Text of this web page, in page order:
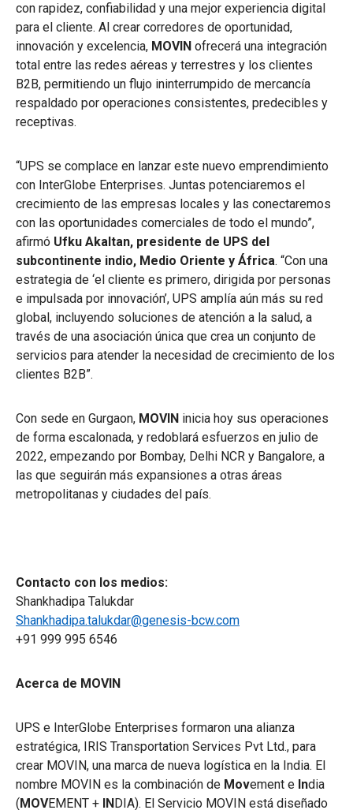
con rapidez, confiabilidad y una mejor experiencia digital
para el cliente. Al crear corredores de oportunidad,
innovación y excelencia, MOVIN ofrecerá una integración
total entre las redes aéreas y terrestres y los clientes
B2B, permitiendo un flujo ininterrumpido de mercancía
respaldado por operaciones consistentes, predecibles y
receptivas.
“UPS se complace en lanzar este nuevo emprendimiento
con InterGlobe Enterprises. Juntas potenciaremos el
crecimiento de las empresas locales y las conectaremos
con las oportunidades comerciales de todo el mundo”,
afirmó Ufku Akaltan, presidente de UPS del
subcontinente indio, Medio Oriente y África. “Con una
estrategia de ‘el cliente es primero, dirigida por personas
e impulsada por innovación’, UPS amplía aún más su red
global, incluyendo soluciones de atención a la salud, a
través de una asociación única que crea un conjunto de
servicios para atender la necesidad de crecimiento de los
clientes B2B”.
Con sede en Gurgaon, MOVIN inicia hoy sus operaciones
de forma escalonada, y redoblará esfuerzos en julio de
2022, empezando por Bombay, Delhi NCR y Bangalore, a
las que seguirán más expansiones a otras áreas
metropolitanas y ciudades del país.
Contacto con los medios:
Shankhadipa Talukdar
Shankhadipa.talukdar@genesis-bcw.com
+91 999 995 6546
Acerca de MOVIN
UPS e InterGlobe Enterprises formaron una alianza
estratégica, IRIS Transportation Services Pvt Ltd., para
crear MOVIN, una marca de nueva logística en la India. El
nombre MOVIN es la combinación de Movement e India
(MOVEMENT + INDIA). El Servicio MOVIN está diseñado